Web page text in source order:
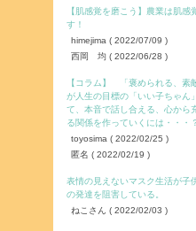
【肌感覚を磨こう】農業は肌感
す！
himejima ( 2022/07/09 )
西岡 均 ( 2022/06/28 )
【コラム】 「褒められる、素
が人生の目標の「いい子ちゃん
て、本音で話し合える、心から
る関係を作っていくには・・・
toyosima ( 2022/02/25 )
匿名 ( 2022/02/19 )
表情の見えないマスク生活が子
の発達を阻害している。
ねこさん ( 2022/02/03 )